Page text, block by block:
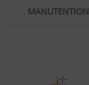
MANUTENTION